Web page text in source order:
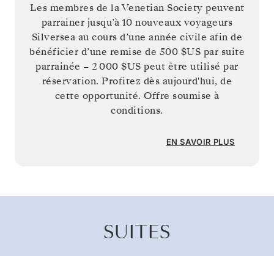
Les membres de la Venetian Society peuvent
parrainer jusqu’à 10 nouveaux voyageurs
Silversea au cours d’une année civile afin de
bénéficier d’une remise de 500 $US par suite
parrainée – 2 000 $US peut être utilisé par
réservation. Profitez dès aujourd'hui, de
cette opportunité. Offre soumise à
conditions.
EN SAVOIR PLUS
SUITES